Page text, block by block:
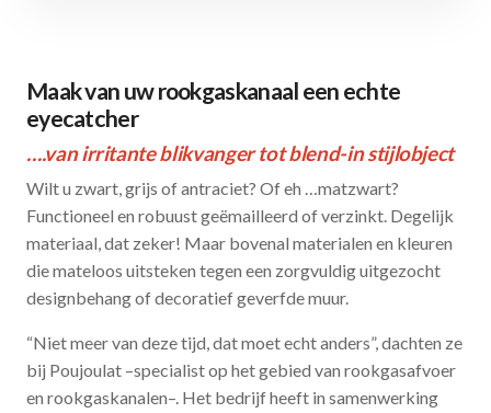
Maak van uw rookgaskanaal een echte
eyecatcher
….van irritante blikvanger tot blend-in stijlobject
Wilt u zwart, grijs of antraciet? Of eh …matzwart?
Functioneel en robuust geëmailleerd of verzinkt. Degelijk
materiaal, dat zeker! Maar bovenal materialen en kleuren
die mateloos uitsteken tegen een zorgvuldig uitgezocht
designbehang of decoratief geverfde muur.
“Niet meer van deze tijd, dat moet echt anders”, dachten ze
bij Poujoulat –specialist op het gebied van rookgasafvoer
en rookgaskanalen–. Het bedrijf heeft in samenwerking